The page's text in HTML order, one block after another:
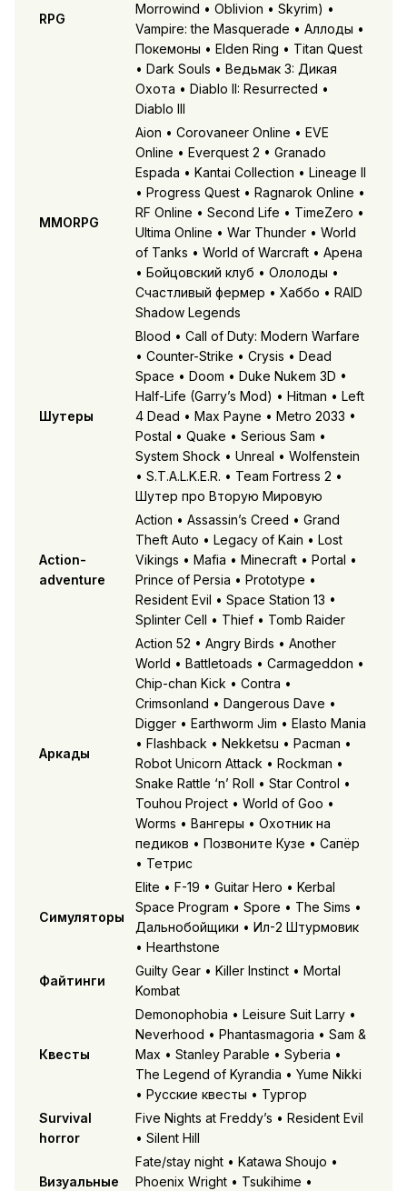
RPG
Morrowind • Oblivion • Skyrim) •
Vampire: the Masquerade • Аллоды •
Покемоны • Elden Ring • Titan Quest
• Dark Souls • Ведьмак 3: Дикая
Охота • Diablo II: Resurrected •
Diablo III
MMORPG
Aion • Corovaneer Online • EVE
Online • Everquest 2 • Granado
Espada • Kantai Collection • Lineage II
• Progress Quest • Ragnarok Online •
RF Online • Second Life • TimeZero •
Ultima Online • War Thunder • World
of Tanks • World of Warcraft • Арена
• Бойцовский клуб • Ололоды •
Счастливый фермер • Хаббо • RAID
Shadow Legends
Шутеры
Blood • Call of Duty: Modern Warfare
• Counter-Strike • Crysis • Dead
Space • Doom • Duke Nukem 3D •
Half-Life (Garry’s Mod) • Hitman • Left
4 Dead • Max Payne • Metro 2033 •
Postal • Quake • Serious Sam •
System Shock • Unreal • Wolfenstein
• S.T.A.L.K.E.R. • Team Fortress 2 •
Шутер про Вторую Мировую
Action-
adventure
Action • Assassin’s Creed • Grand
Theft Auto • Legacy of Kain • Lost
Vikings • Mafia • Minecraft • Portal •
Prince of Persia • Prototype •
Resident Evil • Space Station 13 •
Splinter Cell • Thief • Tomb Raider
Аркады
Action 52 • Angry Birds • Another
World • Battletoads • Carmageddon •
Chip-chan Kick • Contra •
Crimsonland • Dangerous Dave •
Digger • Earthworm Jim • Elasto Mania
• Flashback • Nekketsu • Pacman •
Robot Unicorn Attack • Rockman •
Snake Rattle ‘n’ Roll • Star Control •
Touhou Project • World of Goo •
Worms • Вангеры • Охотник на
педиков • Позвоните Кузе • Сапёр
• Тетрис
Симуляторы
Elite • F-19 • Guitar Hero • Kerbal
Space Program • Spore • The Sims •
Дальнобойщики • Ил-2 Штурмовик
• Hearthstone
Файтинги
Guilty Gear • Killer Instinct • Mortal
Kombat
Квесты
Demonophobia • Leisure Suit Larry •
Neverhood • Phantasmagoria • Sam &
Max • Stanley Parable • Syberia •
The Legend of Kyrandia • Yume Nikki
• Русские квесты • Тургор
Survival
horror
Five Nights at Freddy’s • Resident Evil
• Silent Hill
Визуальные
Fate/stay night • Katawa Shoujo •
Phoenix Wright • Tsukihime •